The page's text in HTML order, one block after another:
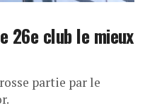
26e club le mieux
partie par le